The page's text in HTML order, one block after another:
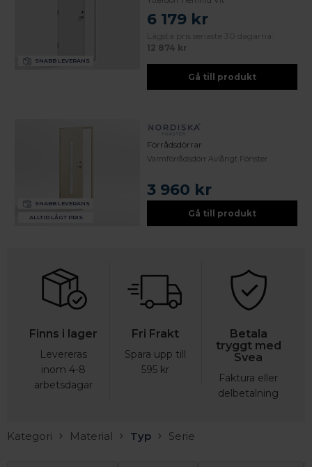
SNABB LEVERANS
6 179 kr
Lägsta pris senaste 30 dagarna:
12 874 kr
Gå till produkt
SNABB LEVERANS
ALLTID LÅGT PRIS
Förrådsdörrar
Varmförrådsdörr Avlångt Fönster
3 960 kr
Gå till produkt
Finns i lager
Levereras
inom 4-8
arbetsdagar
Fri Frakt
Spara upp till
595 kr
Betala
tryggt med
Svea
Faktura eller
delbetalning
Kategori Material Typ Serie